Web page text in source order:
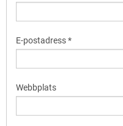
E-postadress*
Webbplats